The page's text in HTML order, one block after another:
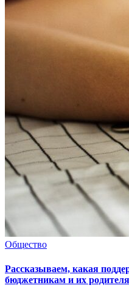
Общество
Рассказываем, какая
бюджетникам и их